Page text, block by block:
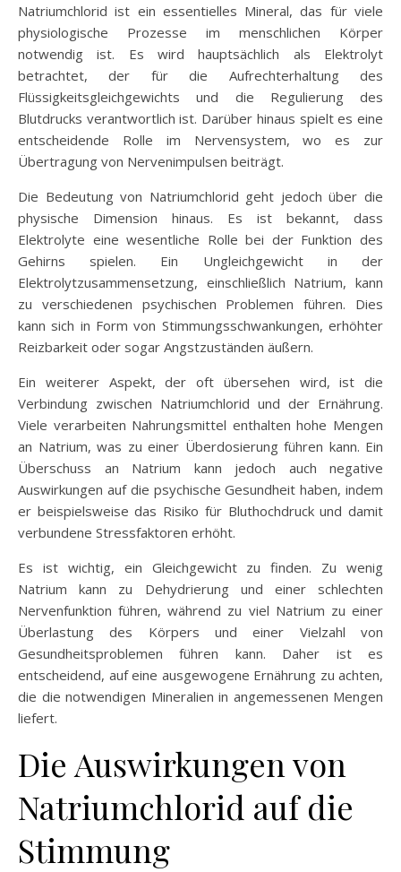
Natriumchlorid ist ein essentielles Mineral, das für viele
physiologische Prozesse im menschlichen Körper
notwendig ist. Es wird hauptsächlich als Elektrolyt
betrachtet, der für die Aufrechterhaltung des
Flüssigkeitsgleichgewichts und die Regulierung des
Blutdrucks verantwortlich ist. Darüber hinaus spielt es eine
entscheidende Rolle im Nervensystem, wo es zur
Übertragung von Nervenimpulsen beiträgt.
Die Bedeutung von Natriumchlorid geht jedoch über die
physische Dimension hinaus. Es ist bekannt, dass
Elektrolyte eine wesentliche Rolle bei der Funktion des
Gehirns spielen. Ein Ungleichgewicht in der
Elektrolytzusammensetzung, einschließlich Natrium, kann
zu verschiedenen psychischen Problemen führen. Dies
kann sich in Form von Stimmungsschwankungen, erhöhter
Reizbarkeit oder sogar Angstzuständen äußern.
Ein weiterer Aspekt, der oft übersehen wird, ist die
Verbindung zwischen Natriumchlorid und der Ernährung.
Viele verarbeiten Nahrungsmittel enthalten hohe Mengen
an Natrium, was zu einer Überdosierung führen kann. Ein
Überschuss an Natrium kann jedoch auch negative
Auswirkungen auf die psychische Gesundheit haben, indem
er beispielsweise das Risiko für Bluthochdruck und damit
verbundene Stressfaktoren erhöht.
Es ist wichtig, ein Gleichgewicht zu finden. Zu wenig
Natrium kann zu Dehydrierung und einer schlechten
Nervenfunktion führen, während zu viel Natrium zu einer
Überlastung des Körpers und einer Vielzahl von
Gesundheitsproblemen führen kann. Daher ist es
entscheidend, auf eine ausgewogene Ernährung zu achten,
die die notwendigen Mineralien in angemessenen Mengen
liefert.
Die Auswirkungen von
Natriumchlorid auf die
Stimmung